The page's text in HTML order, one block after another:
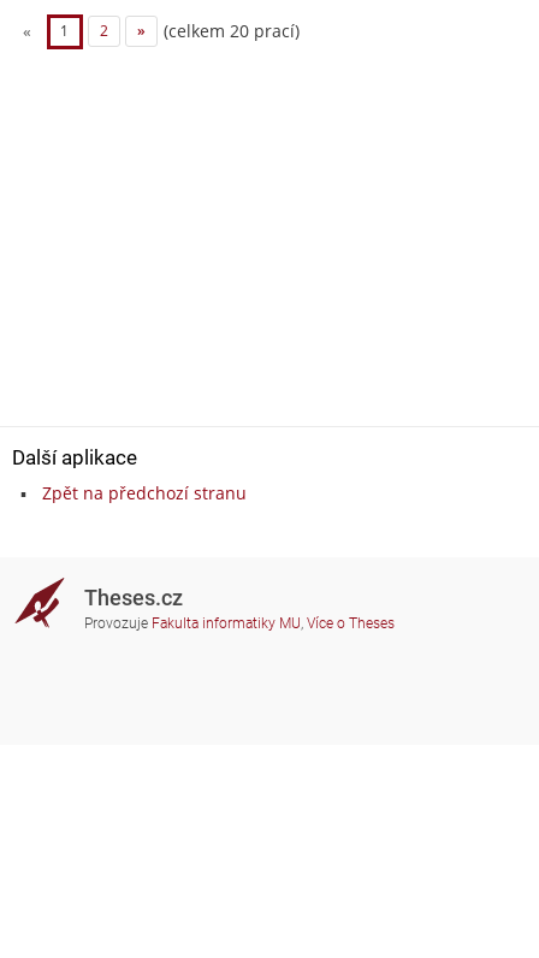
« 1 2 » (celkem 20 prací)
Další aplikace
Zpět na předchozí stranu
Theses.cz
Provozuje Fakulta informatiky MU, Více o Theses